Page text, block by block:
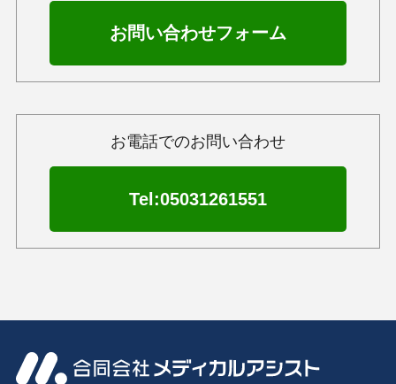
お問い合わせフォーム
お電話でのお問い合わせ
Tel:05031261551